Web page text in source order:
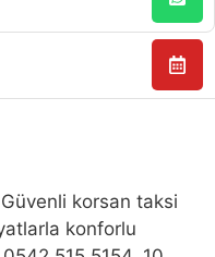
korsan taksi
konforlu